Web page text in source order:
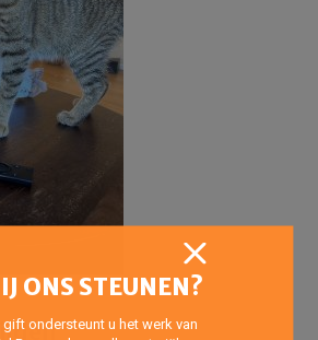
ONS STEUNEN?
gift ondersteunt u het werk van